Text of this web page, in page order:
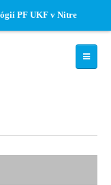
PF UKF v Nitre